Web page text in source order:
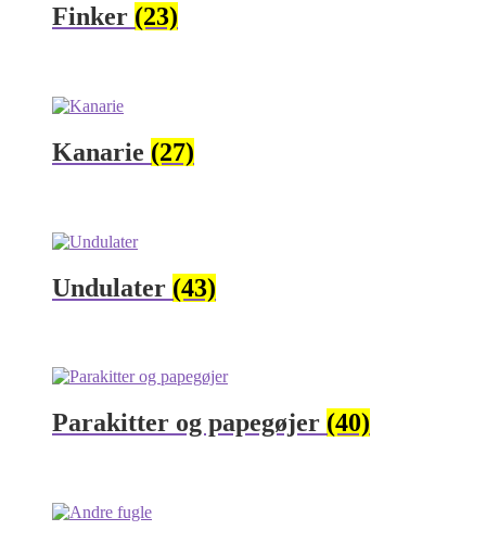
Finker (23)
Kanarie (27)
Undulater (43)
Parakitter og papegøjer (40)